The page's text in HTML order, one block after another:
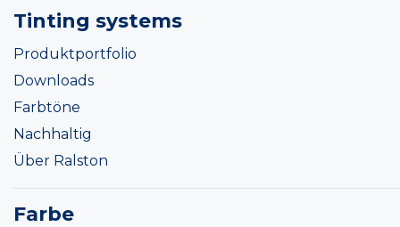
Tinting systems
Produktportfolio
Downloads
Farbtöne
Nachhaltig
Über Ralston
Farbe